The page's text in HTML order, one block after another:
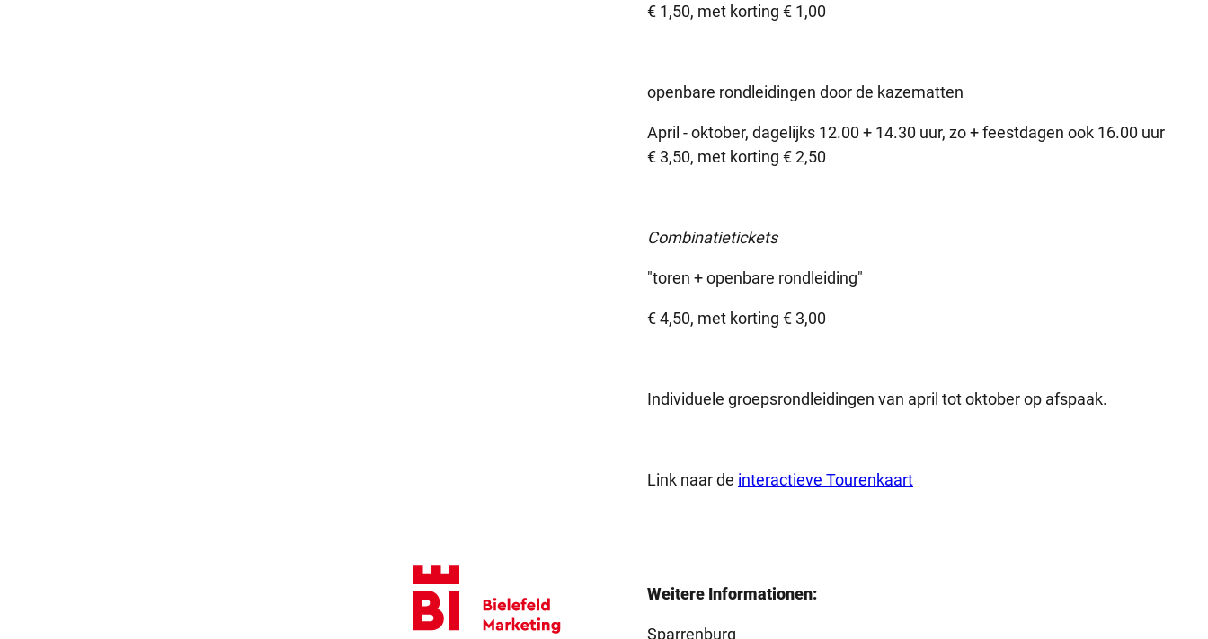
€ 1,50, met korting € 1,00
openbare rondleidingen door de kazematten
April - oktober, dagelijks 12.00 + 14.30 uur, zo + feestdagen ook 16.00 uur
€ 3,50, met korting € 2,50
Combinatietickets
"toren + openbare rondleiding"
€ 4,50, met korting € 3,00
Individuele groepsrondleidingen van april tot oktober op afspaak.
Link naar de interactieve Tourenkaart
Logo Bielefeld Marketing GmbH
Weitere Informationen:
Sparrenburg